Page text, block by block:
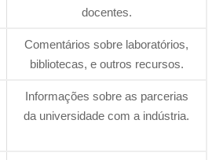
docentes.
Comentários sobre laboratórios,
bibliotecas, e outros recursos.
Informações sobre as parcerias
da universidade com a indústria.